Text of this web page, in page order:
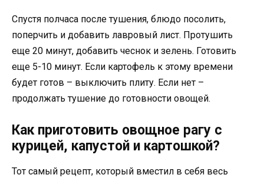
Спустя полчаса после тушения, блюдо посолить,
поперчить и добавить лавровый лист. Протушить
еще 20 минут, добавить чеснок и зелень. Готовить
еще 5-10 минут. Если картофель к этому времени
будет готов – выключить плиту. Если нет –
продолжать тушение до готовности овощей.
Как приготовить овощное рагу с
курицей, капустой и картошкой?
Тот самый рецепт, который вместил в себя весь